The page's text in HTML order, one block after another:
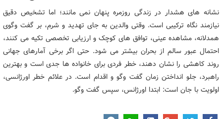
نشانه های هشدار در زندگی روزمره پنهان نمی مانند؛ اما تشخیص دقیق
نیازمند نگاه ترکیبی است. وقتی والدین به جای تهدید و شرم، بر گفت وگوی
همدلانه، مشاهده عینی، توافق های کوچک و ارزیابی تخصصی تکیه می کنند،
احتمال عبور سالم از بحران بیشتر می شود. حتی اگر برخی آمارهای جهانی
روند کاهشی را نشان دهند، خطر فردی برای خانواده ها جدی است و بهترین
راهبرد، جلو انداختن زمان گفت وگو و اقدام است. در علائم خطر اورژانسی،
اولویت با جان است: ابتدا اورژانس، سپس گفت وگو.